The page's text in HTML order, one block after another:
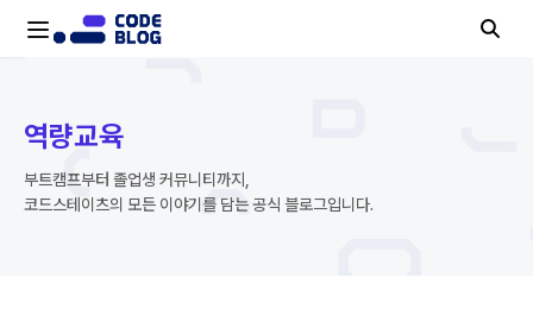
역량교육
부트캠프부터 졸업생 커뮤니티까지,
코드스테이츠의 모든 이야기를 담는 공식 블로그입니다.